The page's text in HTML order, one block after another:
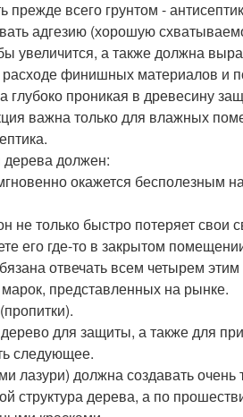
прежде всего грунтом -
адгезию (хорошую
увеличится, а также должна
финишных материалов и
глубоко проникая в древесину
важна только для влажных
дерева должен:
окажется бесполезным
только быстро потеряет свои
его где-то в закрытом
отвечать всем четырем
представленных на рынке.
для защиты, а также для
следующее.
лазури) должна создавать
структура дерева, а по